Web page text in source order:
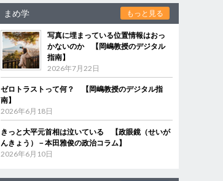
まめ学 もっと見る
写真に埋まっている位置情報はおっ
かないのか 【岡嶋教授のデジタル
指南】
2026年7月22日
ゼロトラストって何？ 【岡嶋教授のデジタル指
南】
2026年6月18日
きっと大平元首相は泣いている 【政眼鏡（せいが
んきょう）－本田雅俊の政治コラム】
2026年6月10日